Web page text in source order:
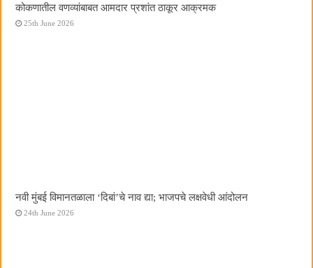
कोकणातील वणव्यांबाबत आमदार प्रशांत ठाकूर आक्रमक
25th June 2026
नवी मुंबई विमानतळाला ‌‘दिबां‌’चे नाव द्या; भाजपचे लक्षवेधी आंदोलन
24th June 2026